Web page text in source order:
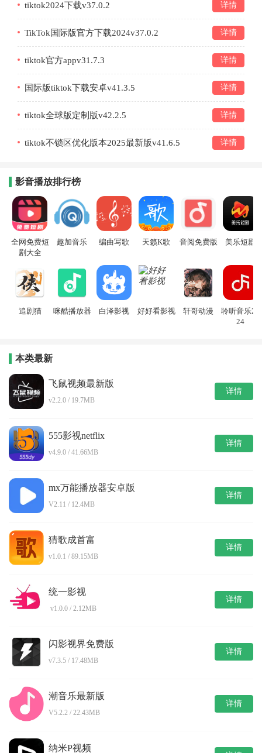
tiktok2024下载v37.0.2 详情
TikTok国际版官方下载2024v37.0.2 详情
tiktok官方appv31.7.3 详情
国际版tiktok下载安卓v41.3.5 详情
tiktok全球版定制版v42.2.5 详情
tiktok不锁区优化版本2025最新版v41.6.5 详情
影音播放排行榜
全网免费短
剧大全
趣加音乐 编曲写歌 天籁K歌 音阅免费版 美乐短剧
追剧猫 咪酷播放器 白泽影视 好好看影视 轩哥动漫
聆听音乐20
24
本类最新
飞鼠视频最新版
v2.2.0 / 19.7MB
详情
555影视netflix
v4.9.0 / 41.66MB
详情
mx万能播放器安卓版
V2.11 / 12.4MB
详情
猜歌成首富
v1.0.1 / 89.15MB
详情
统一影视
v1.0.0 / 2.12MB
详情
闪影视界免费版
v7.3.5 / 17.48MB
详情
潮音乐最新版
V5.2.2 / 22.43MB
详情
纳米P视频